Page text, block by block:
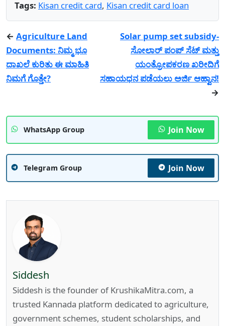
Tags: Kisan credit card, Kisan credit card loan
← Agriculture Land
Documents: ನಿಮ್ಮ ಭೂ
ದಾಖಲೆ ಕುರಿತು ಈ ಮಾಹಿತಿ
ನಿಮಗೆ ಗೊತ್ತೇ?
Solar pump set subsidy-
ಸೋಲಾರ್ ಪಂಪ್ ಸೆಟ್ ಮತ್ತು
ಯಂತ್ರೋಪಕರಣ ಖರೀದಿಗೆ
ಸಹಾಯಧನ ಪಡೆಯಲು ಅರ್ಜಿ ಆಹ್ವಾನ!
→
WhatsApp Group Join Now
Telegram Group Join Now
Siddesh
Siddesh is the founder of KrushikaMitra.com, a
trusted Kannada platform dedicated to agriculture,
government schemes, student scholarships, and